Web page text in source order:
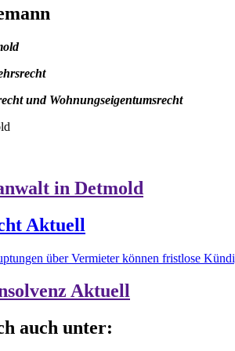
und Wohnungseigentumsrecht
in Detmold
Aktuell
über Vermieter können fristlose
Aktuell
auch unter: